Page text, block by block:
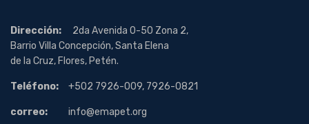
Dirección:
2da Avenida 0-50 Zona 2,
Barrio Villa Concepción, Santa Elena
de la Cruz, Flores, Petén.
Teléfono: +502 7926-009, 7926-0821
correo: info@emapet.org